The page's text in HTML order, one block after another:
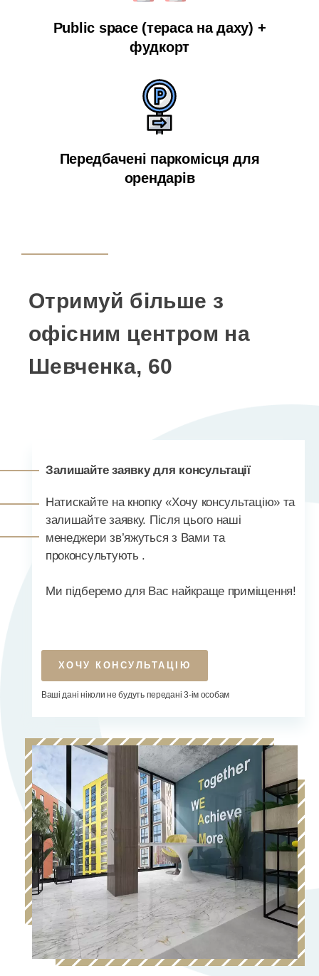
Public space (тераса на даху) +
фудкорт
Передбачені паркомісця для
орендарів
Отримуй більше з
офісним центром на
Шевченка, 60
Залишайте заявку для консультації
Натискайте на кнопку «Хочу консультацію» та
залишайте заявку. Після цього наші
менеджери зв’яжуться з Вами та
проконсультують .
Ми підберемо для Вас найкраще приміщення!
ХОЧУ КОНСУЛЬТАЦІЮ
Ваші дані ніколи не будуть передані 3-ім особам